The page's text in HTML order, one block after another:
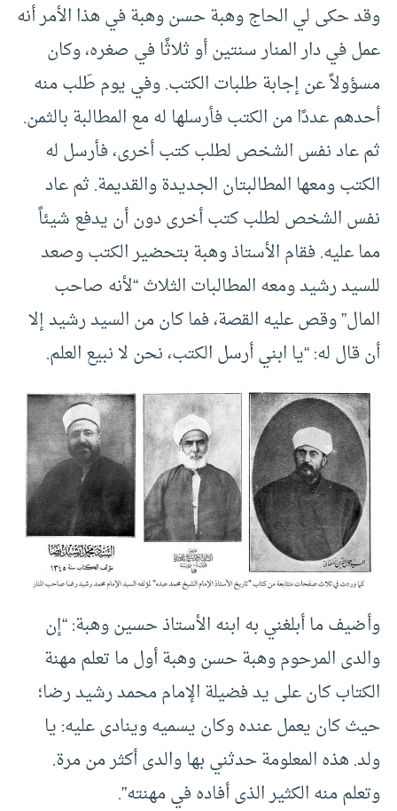
وقد حكى لي الحاج وهبة حسن وهبة في هذا الأمر أنه
عمل في دار المنار سنتين أو ثلاثًا في صغره، وكان
مسؤولاً عن إجابة طلبات الكتب. وفي يوم طَلب منه
أحدهم عددًا من الكتب فأرسلها له مع المطالبة بالثمن.
ثم عاد نفس الشخص لطلب كتب أخرى، فأرسل له
الكتب ومعها المطالبتان الجديدة والقديمة. ثم عاد
نفس الشخص لطلب كتب أخرى دون أن يدفع شيئاً
مما عليه. فقام الأستاذ وهبة بتحضير الكتب وصعد
للسيد رشيد ومعه المطالبات الثلاث “لأنه صاحب
المال” وقص عليه القصة، فما كان من السيد رشيد إلا
أن قال له: “يا ابني أرسل الكتب، نحن لا نبيع العلم.
وأضيف ما أبلغني به ابنه الأستاذ حسين وهبة: “إن
والدى المرحوم وهبة حسن وهبة أول ما تعلم مهنة
الكتاب كان على يد فضيلة الإمام محمد رشيد رضا؛
حيث كان يعمل عنده وكان يسميه وينادى عليه: يا
ولد. هذه المعلومة حدثني بها والدى أكثر من مرة.
وتعلم منه الكثير الذى أفاده في مهنته”.